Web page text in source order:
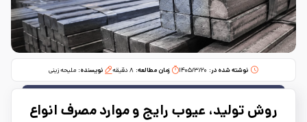
نوشته شده در: ۱۴۰۵/۳/۲۰ زمان مطالعه:‌ ۸ دقیقه نویسنده: ملیحه زینی
روش تولید، عیوب رایج و موارد مصرف انواع